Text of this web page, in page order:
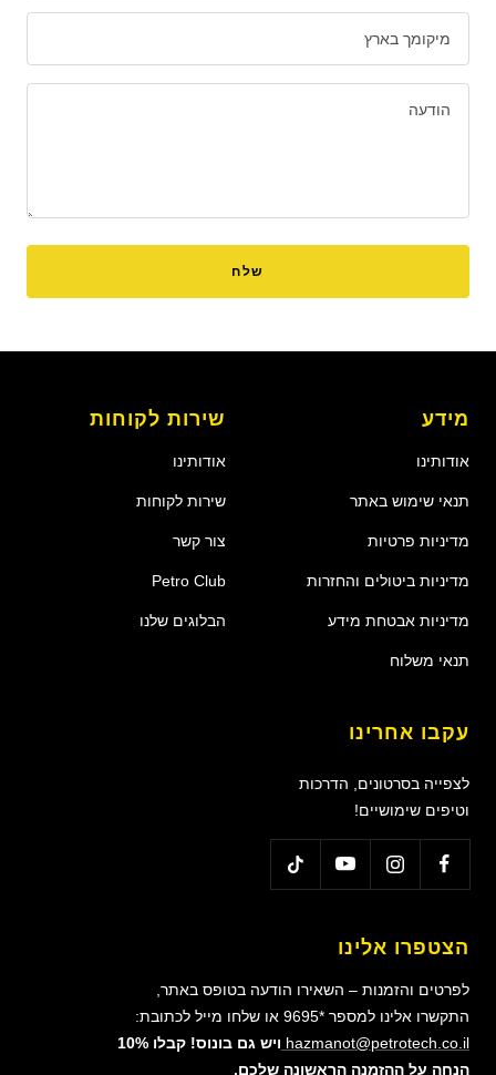
מיקומך בארץ
הודעה
שלח
מידע
אודותינו
תנאי שימוש באתר
מדיניות פרטיות
מדיניות ביטולים והחזרות
מדיניות אבטחת מידע
תנאי משלוח
שירות לקוחות
אודותינו
שירות לקוחות
צור קשר
Petro Club
הבלוגים שלנו
עקבו אחרינו
לצפייה בסרטונים, הדרכות
וטיפים שימושיים!
הצטפרו אלינו
לפרטים והזמנות – השאירו הודעה בטופס באתר,
התקשרו אלינו למספר *9695 או שלחו מייל לכתובת:
hazmanot@petrotech.co.il
ויש גם בונוס! קבלו 10%
הנחה על ההזמנה הראשונה שלכם.